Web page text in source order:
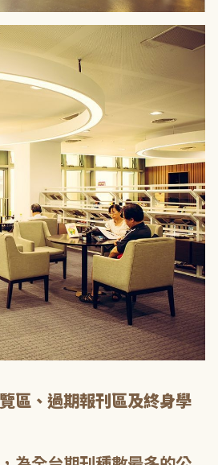
區、過期報刊區及終身學